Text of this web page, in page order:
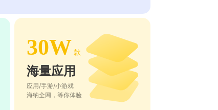
30W 款
海量应用
应用/手游/小游戏
海纳全网，等你体验